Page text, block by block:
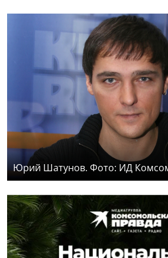
Юрий Шатунов. Фото: ИД